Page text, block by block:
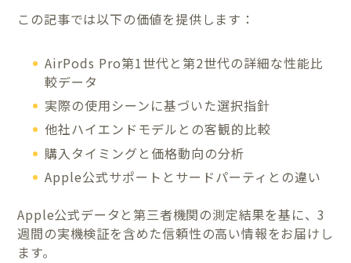
この記事では以下の価値を提供します：
AirPods Pro第1世代と第2世代の詳細な性能比
較データ
実際の使用シーンに基づいた選択指針
他社ハイエンドモデルとの客観的比較
購入タイミングと価格動向の分析
Apple公式サポートとサードパーティとの違い
Apple公式データと第三者機関の測定結果を基に、3
週間の実機検証を含めた信頼性の高い情報をお届けし
ます。